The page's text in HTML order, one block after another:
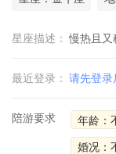
星座描述： 慢热且又
最近登录： 请先登录
陪游要求 年龄：
婚况：